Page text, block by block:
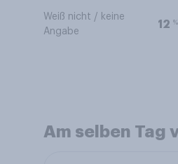
Weiß nicht / keine
Angabe
12 %
Am selben